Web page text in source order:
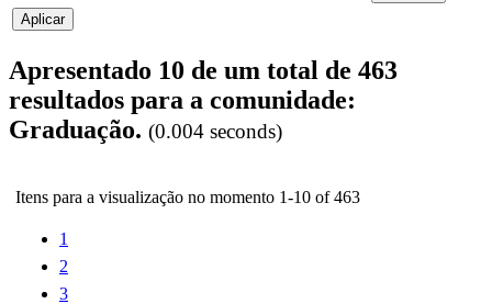
Apresentado 10 de um total de 463
resultados para a comunidade:
Graduação. (0.004 seconds)
Itens para a visualização no momento 1-10 of 463
1
2
3